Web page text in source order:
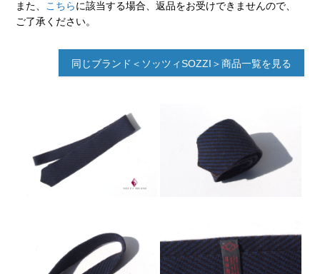
また、 こちらに該当する場合、返品をお受けできませんので、
ご了承ください。
同じブランド＜ソッツィSOZZI＞商品一覧を見る